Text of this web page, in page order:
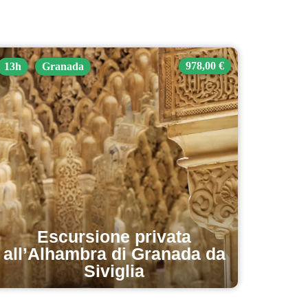
13h Granada 978,00 €
Escursione privata
all’Alhambra di Granada da
Siviglia